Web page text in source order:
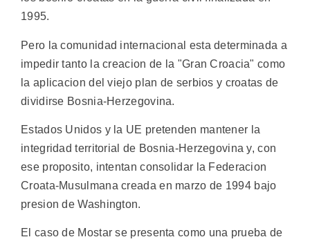
1995.
Pero la comunidad internacional esta determinada a
impedir tanto la creacion de la "Gran Croacia" como
la aplicacion del viejo plan de serbios y croatas de
dividirse Bosnia-Herzegovina.
Estados Unidos y la UE pretenden mantener la
integridad territorial de Bosnia-Herzegovina y, con
ese proposito, intentan consolidar la Federacion
Croata-Musulmana creada en marzo de 1994 bajo
presion de Washington.
El caso de Mostar se presenta como una prueba de